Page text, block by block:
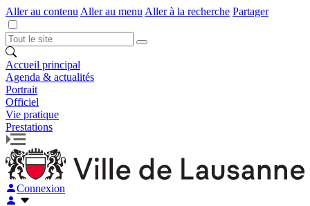
Aller au contenu Aller au menu Aller à la recherche Partager
Accueil principal
Agenda & actualités
Portrait
Officiel
Vie pratique
Prestations
Connexion